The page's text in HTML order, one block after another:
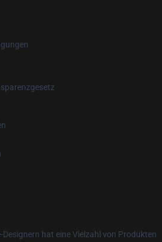
Designern hat eine Vielzahl von Produkten